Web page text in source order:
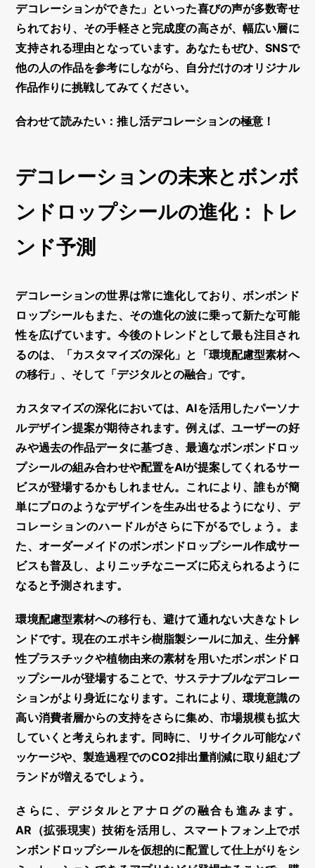
デコレーションができた」といった喜びの声が多数寄せ
られており、その手軽さと完成度の高さが、幅広い層に
支持される理由となっています。あなたもぜひ、SNSで
他の人の作品を参考にしながら、自分だけのオリジナル
作品作りに挑戦してみてください。
合わせて読みたい：推し活デコレーションの極意！
デコレーションの未来とボンボ
ンドロップシールの進化：トレ
ンド予測
デコレーションの世界は常に進化しており、ボンボンド
ロップシールもまた、その進化の波に乗って新たな可能
性を広げています。今後のトレンドとして最も注目され
るのは、「カスタマイズの深化」と「環境配慮型素材へ
の移行」、そして「デジタルとの融合」です。
カスタマイズの深化においては、AIを活用したパーソナ
ルデザイン提案が期待されます。例えば、ユーザーの好
みや過去の作品データに基づき、最適なボンボンドロッ
プシールの組み合わせや配置をAIが提案してくれるサー
ビスが登場するかもしれません。これにより、誰もが簡
単にプロのようなデザインを生み出せるようになり、 デ
コレーションのハードルがさらに下がるでしょう。ま
た、オーダーメイドのボンボンドロップシール作成サー
ビスも普及し、よりニッチなニーズに応えられるように
なると予測されます。
環境配慮型素材への移行も、避けて通れない大きなトレ
ンドです。現在のエポキシ樹脂製シールに加え、生分解
性プラスチックや植物由来の素材を用いたボンボンドロ
ップシールが登場することで、サステナブルなデコレー
ションがより身近になります。これにより、環境意識の
高い消費者層からの支持をさらに集め、市場規模も拡大
していくと考えられます。同時に、リサイクル可能なパ
ッケージや、製造過程でのCO2排出量削減に取り組むブ
ランドが増えるでしょう。
さらに、デジタルとアナログの融合も進みます。
AR（拡張現実）技術を活用し、スマートフォン上でボ
ンボンドロップシールを仮想的に配置して仕上がりをシ